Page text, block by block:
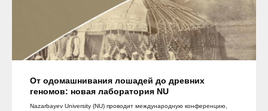
От одомашнивания лошадей до древних
геномов: новая лаборатория NU
Nazarbayev University (NU) проводит международную конференцию,